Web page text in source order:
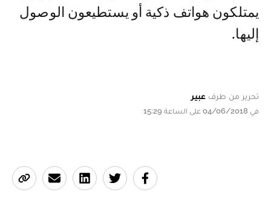
يمتلكون هواتف ذكية أو يستطيعون الوصول
إليها.
تحرير من طرف عبير
في 04/06/2018 على الساعة 15:29